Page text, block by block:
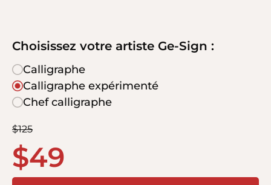
Choisissez votre artiste Ge-Sign :
Calligraphe
Calligraphe expérimenté
Chef calligraphe
$125
$49